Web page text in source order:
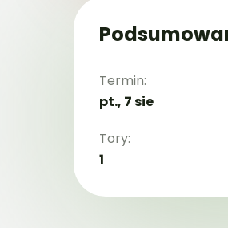
Termin:
pt., 7 sie
Tory:
1